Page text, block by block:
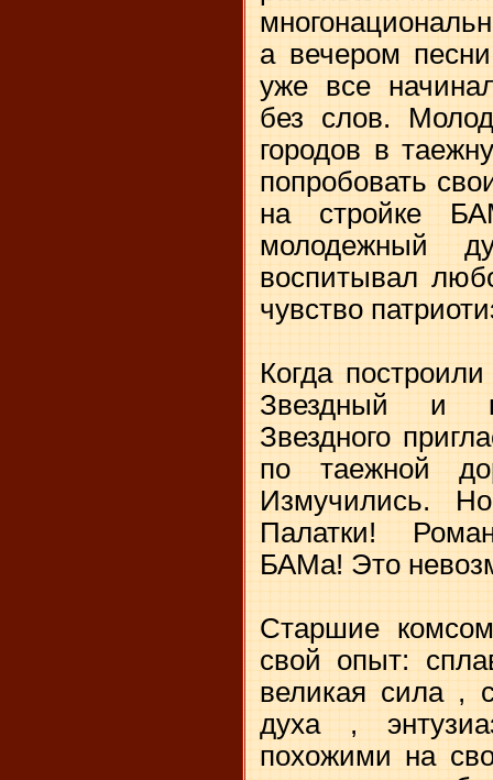
а вечером
уже все
без слов.
городов в
попробовать
на стройке
молодежный
воспитывал
чувство
Когда
Звездный и
Звездного
по таежной
Измучились.
Палатки!
БАМа! Это
Старшие
свой опыт:
великая сила ,
духа ,
похожими на